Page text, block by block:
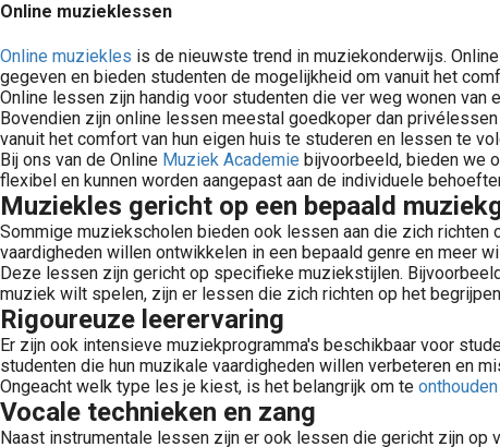
Online muzieklessen
Online muziekles is de nieuwste trend in muziekonderwijs.
gegeven en bieden studenten de mogelijkheid om vanuit het
Online lessen zijn handig voor studenten die ver weg wonen
Bovendien zijn online lessen meestal goedkoper dan
vanuit het comfort van hun eigen huis te studeren en lessen te
Bij ons van de Online Muziek Academie bijvoorbeeld, bieden we
flexibel en kunnen worden aangepast aan de individuele
Muziekles gericht op een bepaald
Sommige muziekscholen bieden ook lessen aan die zich
vaardigheden willen ontwikkelen in een bepaald genre en meer
Deze lessen zijn gericht op specifieke muziekstijlen.
muziek wilt spelen, zijn er lessen die zich richten op het
Rigoureuze leerervaring
Er zijn ook intensieve muziekprogramma's beschikbaar voor
studenten die hun muzikale vaardigheden willen verbeteren en
Ongeacht welk type les je kiest, is het belangrijk om te onthouden
Vocale technieken en zang
Naast instrumentale lessen zijn er ook lessen die gericht zijn